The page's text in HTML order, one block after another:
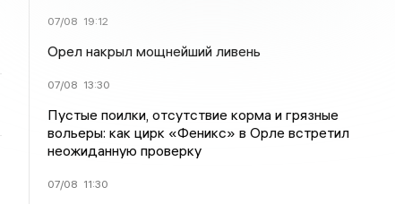
07/08 19:12
Орел накрыл мощнейший ливень
07/08 13:30
Пустые поилки, отсутствие корма и грязные
вольеры: как цирк «Феникс» в Орле встретил
неожиданную проверку
07/08 11:30